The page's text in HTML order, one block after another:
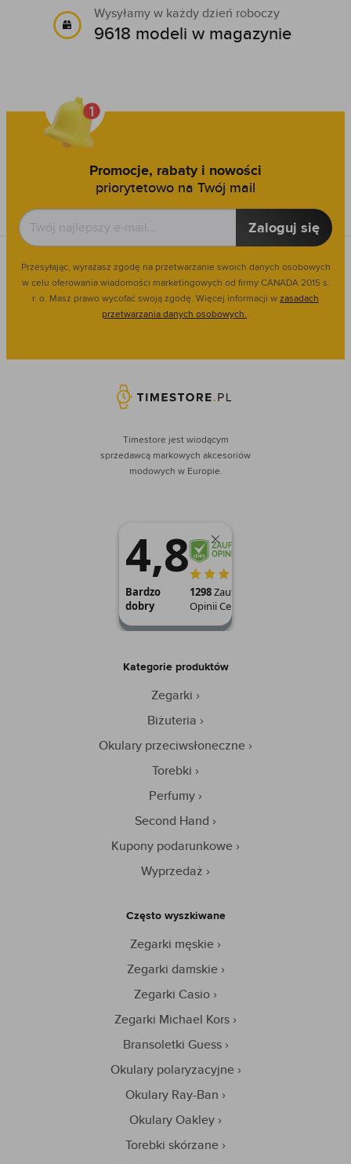
Wysyłamy w każdy dzień roboczy
9618 modeli w magazynie
Promocje, rabaty i nowości
priorytetowo na Twój mail
Zaloguj się
Przesyłając, wyrażasz zgodę na przetwarzanie swoich danych osobowych
w celu oferowania wiadomości marketingowych od firmy CANADA 2015 s.
r. o. Masz prawo wycofać swoją zgodę. Więcej informacji wzasadach
przetwarzania danych osobowych..
Timestore jest wiodącym
sprzedawcą markowych akcesoriów
modowych w Europie.
Kategorie produktów
Zegarki
Biżuteria
Okulary przeciwsłoneczne
Torebki
Perfumy
Second Hand
Kupony podarunkowe
Wyprzedaż
Często wyszkiwane
Zegarki męskie
Zegarki damskie
Zegarki Casio
Zegarki Michael Kors
Bransoletki Guess
Okulary polaryzacyjne
Okulary Ray-Ban
Okulary Oakley
Torebki skórzane